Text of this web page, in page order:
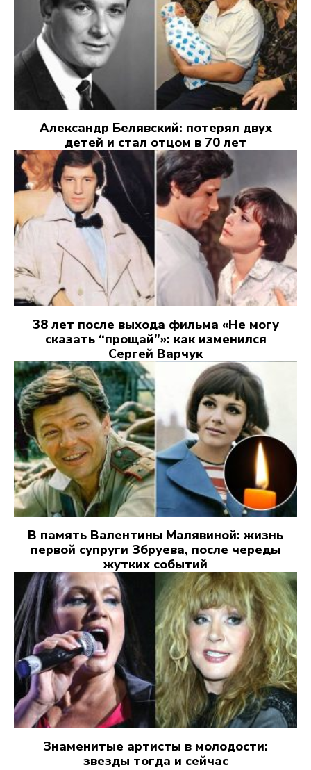
Александр Белявский: потерял двух
детей и стал отцом в 70 лет
38 лет после выхода фильма «Не могу
сказать “прощай”»: как изменился
Сергей Варчук
В память Валентины Малявиной: жизнь
первой супруги Збруева, после череды
жутких событий
Знаменитые артисты в молодости:
звезды тогда и сейчас